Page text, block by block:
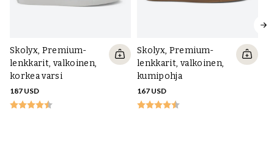
Skolyx, Premium-
lenkkarit, valkoinen,
korkea varsi
187 USD
Skolyx, Premium-
lenkkarit, valkoinen,
kumipohja
167 USD